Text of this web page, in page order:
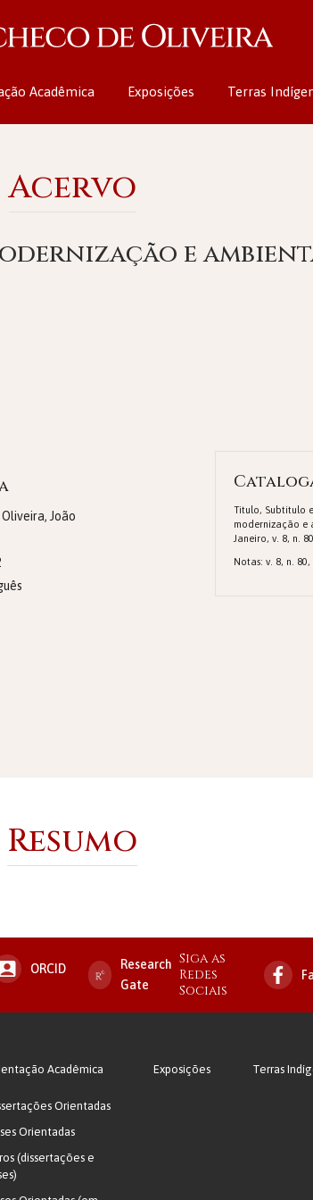
Acadêmica Exposições Terras
Acervo
e
João
Titulo, Subtitulo
modernização e
Janeiro, v. 8, n.
Notas: v. 8, n. 80,
Resumo
ORCID
Research
Gate
Siga as
Redes
Sociais
Acadêmica
Orientadas
Orientadas
(dissertações e
Exposições Terras